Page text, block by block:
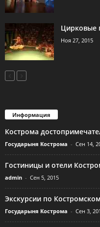
Цирковые
Ноя 27, 2015
Информация
Кострома
Государыня Кострома - Сен 14,
Гостиницы и отели
admin - Сен 5, 2015
Экскурсии по
Государыня Кострома - Сен 3,